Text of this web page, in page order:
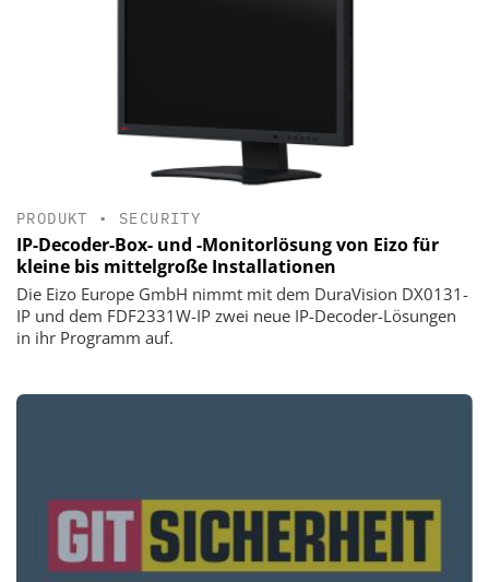
PRODUKT • SECURITY
IP-Decoder-Box- und -Monitorlösung von Eizo für
kleine bis mittelgroße Installationen
Die Eizo Europe GmbH nimmt mit dem DuraVision DX0131-
IP und dem FDF2331W-IP zwei neue IP-Decoder-Lösungen
in ihr Programm auf.